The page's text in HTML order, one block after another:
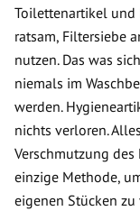
Toilettenartikel und
ratsam, Filtersiebe
nutzen. Das was
niemals im
werden.
nichts verloren.
Verschmutzung
einzige Methode,
eigenen Stücken